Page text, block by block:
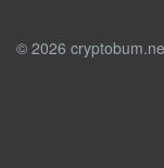
© 2026